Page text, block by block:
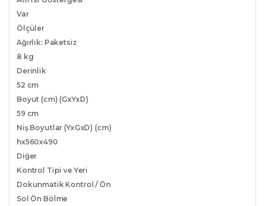
Var
Ölçüler
Ağırlık: Paketsiz
8 kg
Derinlik
52 cm
Boyut (cm) (GxYxD)
59 cm
Niş Boyutlar (YxGxD) (cm)
hx560x490
Diğer
Kontrol Tipi ve Yeri
Dokunmatik Kontrol / Ön
Sol Ön Bölme